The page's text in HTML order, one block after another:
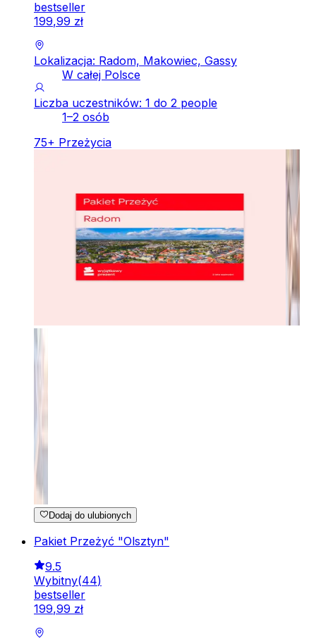
bestseller
199,99 zł
Lokalizacja: Radom, Makowiec, Gassy
W całej Polsce
Liczba uczestników: 1 do 2 people
1–2 osób
75+ Przeżycia
Dodaj do ulubionych
Pakiet Przeżyć "Olsztyn"
9.5
Wybitny(44)
bestseller
199,99 zł